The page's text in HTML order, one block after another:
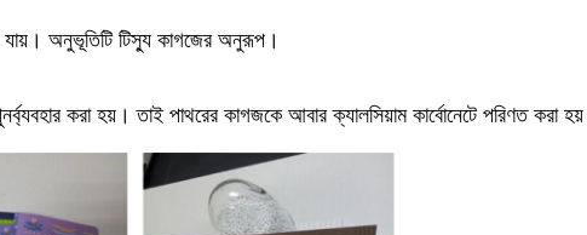
যায়। অনুভূতিটি টিস্যু কাগজের অনুরূপ।
করা হয়। তাই পাথরের কাগজকে আবার ক্যালসিয়াম কার্বোনেটে পরিণত করা